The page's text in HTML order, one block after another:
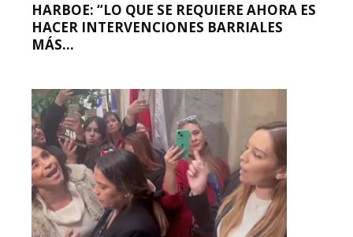
HARBOE: “LO QUE SE REQUIERE AHORA ES
HACER INTERVENCIONES BARRIALES
MÁS...